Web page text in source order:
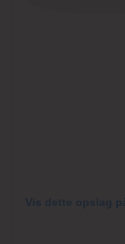
Vis dette opslag